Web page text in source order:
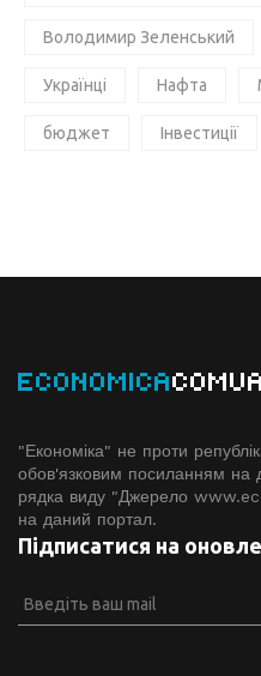
Володимир Зеленський
Українці Нафта
бюджет Інвестиції
ECONOMICACOMUA
"Економіка" не проти
обов'язковим посиланням на
рядка виду "Джерело
на даний портал.
Підписатися на